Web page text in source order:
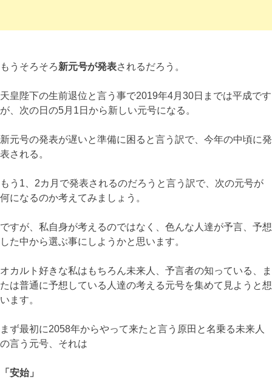
もうそろそろ新元号が発表されるだろう。
天皇陛下の生前退位と言う事で2019年4月30日までは平成です
が、次の日の5月1日から新しい元号になる。
新元号の発表が遅いと準備に困ると言う訳で、今年の中頃に発
表される。
もう1、2カ月で発表されるのだろうと言う訳で、次の元号が
何になるのか考えてみましょう。
ですが、私自身が考えるのではなく、色んな人達が予言、予想
した中から選ぶ事にしようかと思います。
オカルト好きな私はもちろん未来人、予言者の知っている、ま
たは普通に予想している人達の考える元号を集めて見ようと想
います。
まず最初に2058年からやって来たと言う原田と名乗る未来人
の言う元号、それは
「安始」